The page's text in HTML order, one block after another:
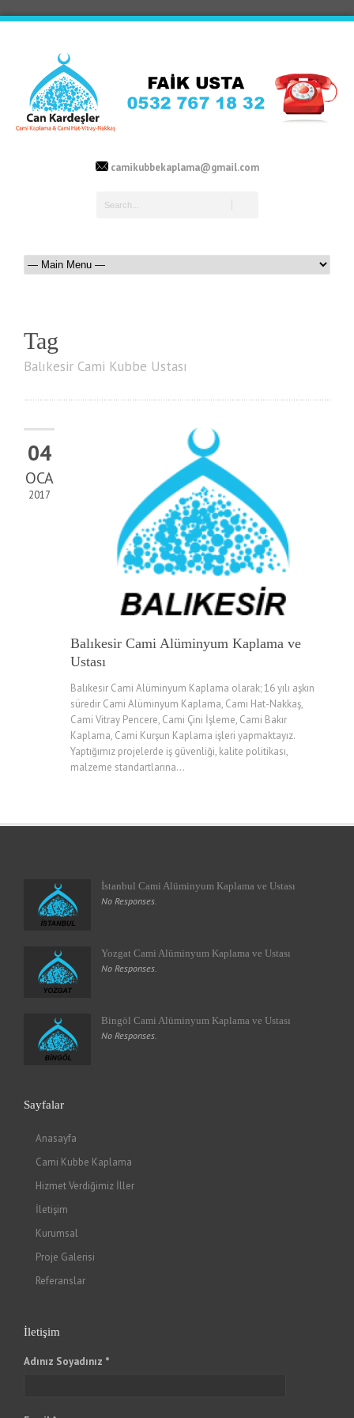
camikubbekaplama@gmail.com
Tag
Balıkesir Cami Kubbe Ustası
04
OCA
2017
Balıkesir Cami Alüminyum Kaplama ve
Ustası
Balıkesir Cami Alüminyum Kaplama olarak; 16 yılı aşkın
süredir Cami Alüminyum Kaplama, Cami Hat-Nakkaş,
Cami Vitray Pencere, Cami Çini İşleme, Cami Bakır
Kaplama, Cami Kurşun Kaplama işleri yapmaktayız.
Yaptığımız projelerde iş güvenliği, kalite politikası,
malzeme standartlarına...
İstanbul Cami Alüminyum Kaplama ve Ustası
No Responses.
Yozgat Cami Alüminyum Kaplama ve Ustası
No Responses.
Bingöl Cami Alüminyum Kaplama ve Ustası
No Responses.
Sayfalar
Anasayfa
Cami Kubbe Kaplama
Hizmet Verdiğimiz İller
İletişim
Kurumsal
Proje Galerisi
Referanslar
İletişim
Adınız Soyadınız *